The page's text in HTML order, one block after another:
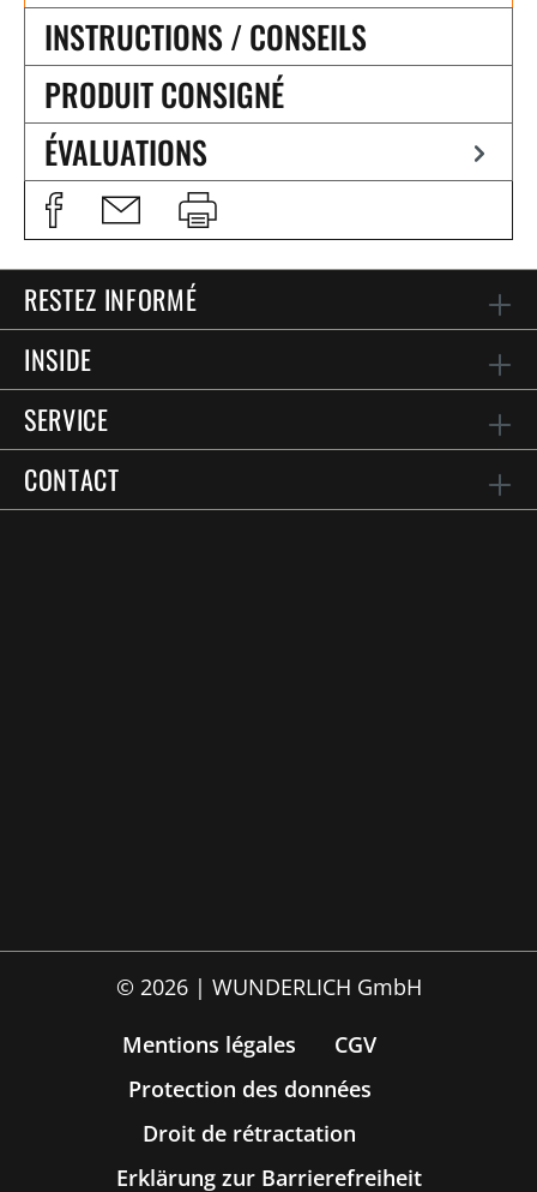
INSTRUCTIONS / CONSEILS
PRODUIT CONSIGNÉ
ÉVALUATIONS
RESTEZ INFORMÉ
INSIDE
SERVICE
CONTACT
© 2026 | WUNDERLICH GmbH
Mentions légales
CGV
Protection des données
Droit de rétractation
Erklärung zur Barrierefreiheit